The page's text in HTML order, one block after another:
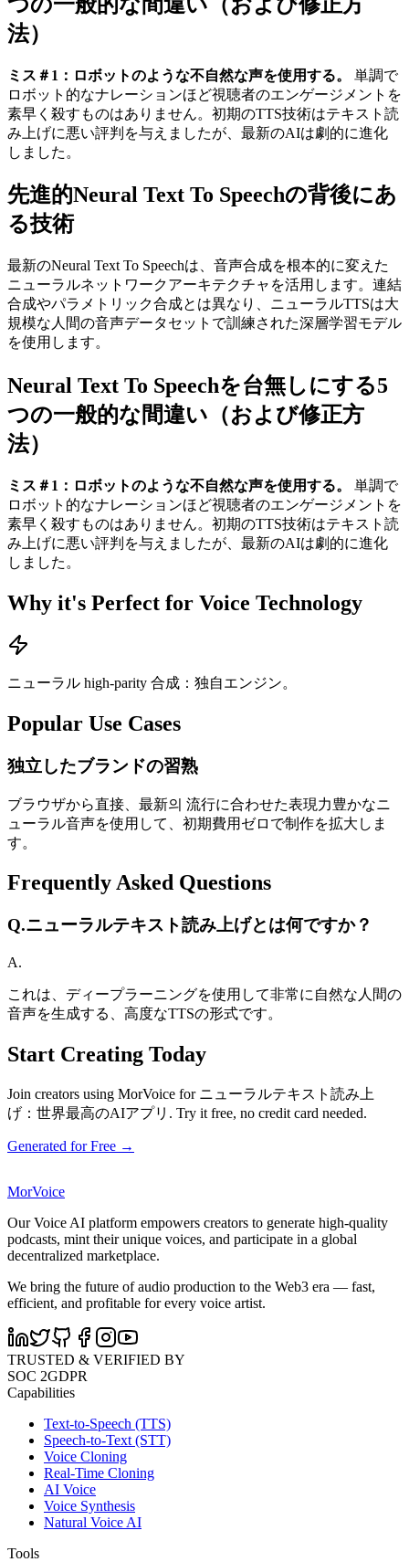
法）
ミス＃1：ロボットのような不自然な声を使用する。
単調で
ロボット的なナレーションほど視聴者のエンゲージメントを
素早く殺すものはありません。初期のTTS技術はテキスト読
み上げに悪い評判を与えましたが、最新のAIは劇的に進化
しました。
先進的Neural Text To Speechの背後にあ
る技術
最新のNeural Text To Speechは、音声合成を根本的に変えた
ニューラルネットワークアーキテクチャを活用します。連結
合成やパラメトリック合成とは異なり、ニューラルTTSは大
規模な人間の音声データセットで訓練された深層学習モデル
を使用します。
Neural Text To Speechを台無しにする5
つの一般的な間違い（および修正方
法）
ミス＃1：ロボットのような不自然な声を使用する。
単調で
ロボット的なナレーションほど視聴者のエンゲージメントを
素早く殺すものはありません。初期のTTS技術はテキスト読
み上げに悪い評判を与えましたが、最新のAIは劇的に進化
しました。
Why it's Perfect for Voice Technology
ニューラル high-parity 合成：独自エンジン。
Popular Use Cases
独立したブランドの習熟
ブラウザから直接、最新의 流行に合わせた表現力豊かなニ
ューラル音声を使用して、初期費用ゼロで制作を拡大しま
す。
Frequently Asked Questions
Q.ニューラルテキスト読み上げとは何ですか？
A.
これは、ディープラーニングを使用して非常に自然な人間の
音声を生成する、高度なTTSの形式です。
Start Creating Today
Join creators using MorVoice for ニューラルテキスト読み上
げ：世界最高のAIアプリ. Try it free, no credit card needed.
Generated for Free →
MorVoice
Our Voice AI platform empowers creators to generate high-quality
podcasts, mint their unique voices, and participate in a global
decentralized marketplace.
We bring the future of audio production to the Web3 era — fast,
efficient, and profitable for every voice artist.
TRUSTED & VERIFIED BY
SOC 2GDPR
Capabilities
Text-to-Speech (TTS)
Speech-to-Text (STT)
Voice Cloning
Real-Time Cloning
AI Voice
Voice Synthesis
Natural Voice AI
Tools